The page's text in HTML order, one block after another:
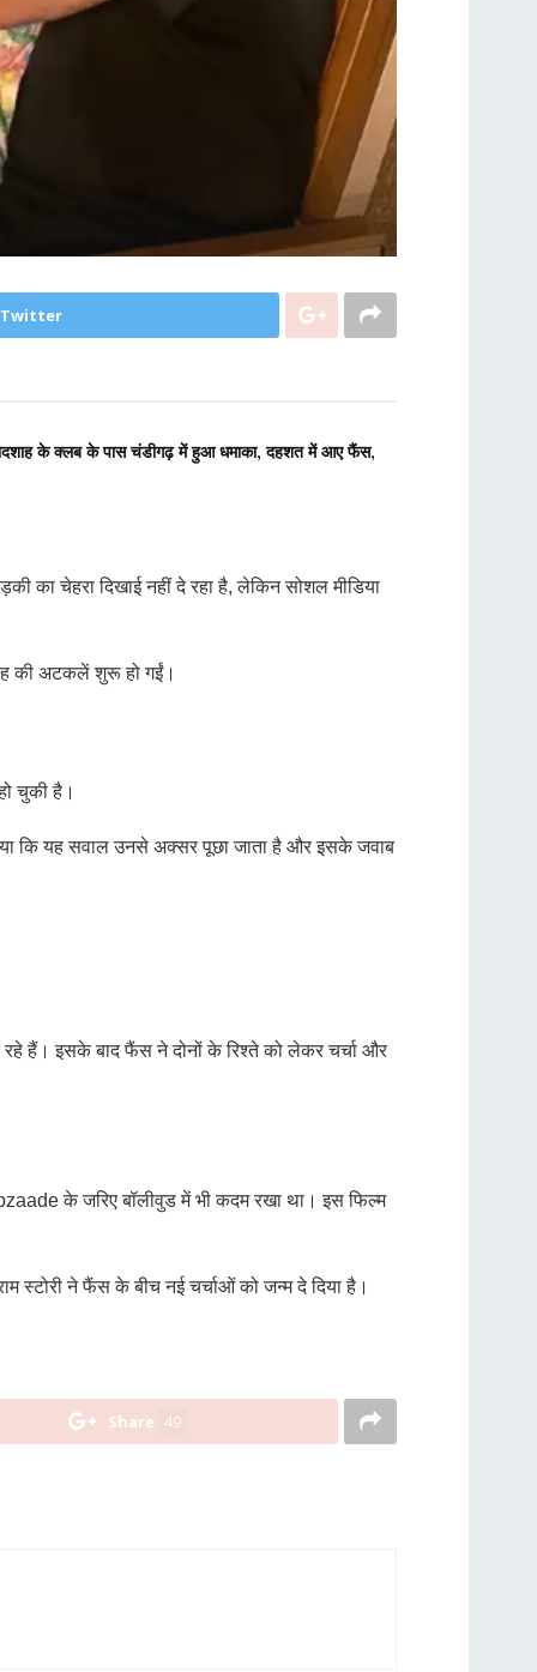
Twitter
के क्लब के पास चंडीगढ़ में हुआ धमाका, दहशत में आए फैंस,
का चेहरा दिखाई नहीं दे रहा है, लेकिन सोशल मीडिया
की अटकलें शुरू हो गईं।
चुकी है।
कि यह सवाल उनसे अक्सर पूछा जाता है और इसके जवाब
हैं। इसके बाद फैंस ने दोनों के रिश्ते को लेकर चर्चा और
के जरिए बॉलीवुड में भी कदम रखा था। इस फिल्म
स्टोरी ने फैंस के बीच नई चर्चाओं को जन्म दे दिया है।
Share 49